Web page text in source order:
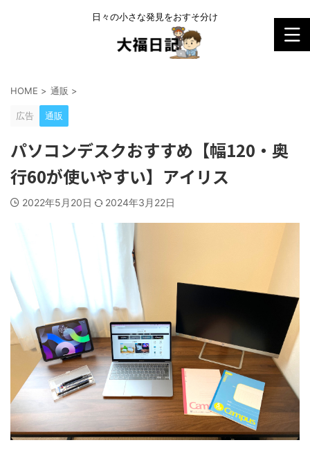
日々の小さな発見をおすそ分け
HOME > 通販 >
広告 通販
パソコンデスクおすすめ【幅120・奥
行60が使いやすい】アイリス
2022年5月20日 2024年3月22日